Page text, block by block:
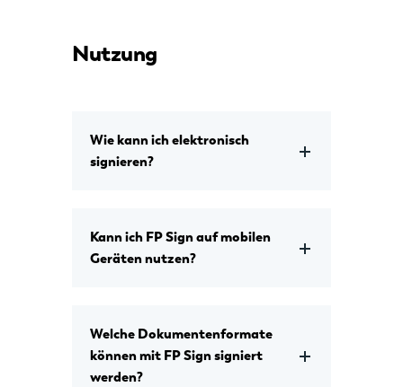
Nutzung
Wie kann ich elektronisch
signieren?
Kann ich FP Sign auf mobilen
Geräten nutzen?
Welche Dokumentenformate
können mit FP Sign signiert
werden?